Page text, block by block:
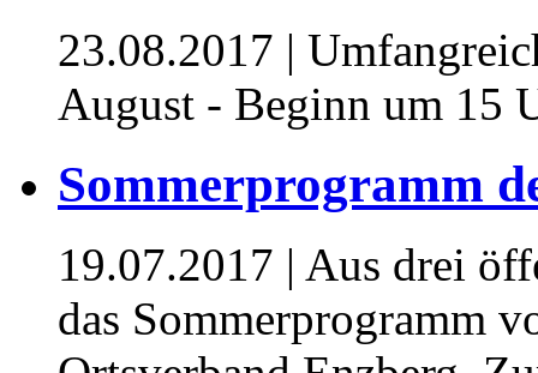
23.08.2017 |
August - Beginn um 15
Sommerprogramm
19.07.2017 | Aus drei
das Sommerprogramm